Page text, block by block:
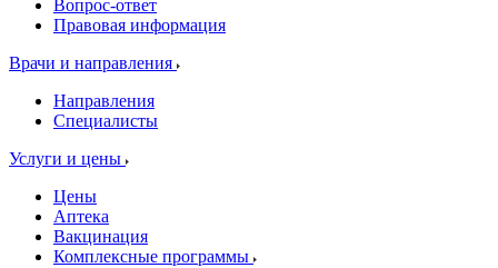
Вопрос-ответ
Правовая информация
Врачи и направления
Направления
Специалисты
Услуги и цены
Цены
Аптека
Вакцинация
Комплексные программы